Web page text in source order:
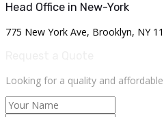
Head Office in New-York
775 New York Ave, Brooklyn, NY
Looking for a quality and